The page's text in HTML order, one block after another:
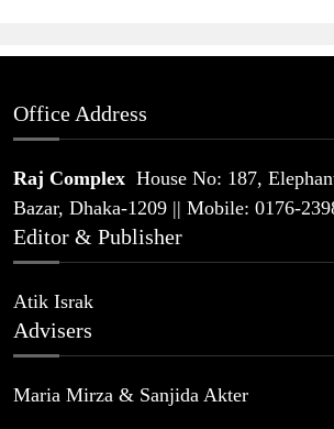
Office Address
Raj Complex House No: 187,
Bazar, Dhaka-1209 || Mobile: 0176-
Editor & Publisher
Atik Israk
Advisers
Maria Mirza & Sanjida Akter